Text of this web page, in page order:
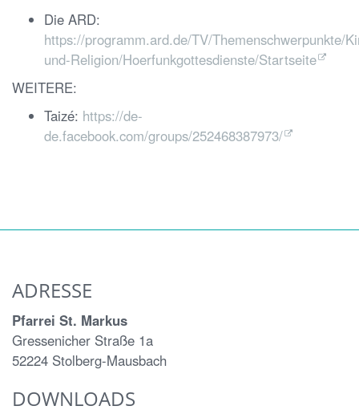
Die ARD:
https://programm.ard.de/TV/Themenschwerpunkte/
und-Religion/Hoerfunkgottesdienste/Startseite
WEITERE:
Taizé: https://de-
de.facebook.com/groups/252468387973/
ADRESSE
Pfarrei St. Markus
Gressenicher Straße 1a
52224 Stolberg-Mausbach
DOWNLOADS